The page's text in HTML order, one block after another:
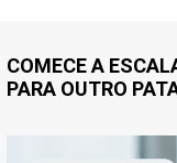
COMECE A
PARA OUTRO